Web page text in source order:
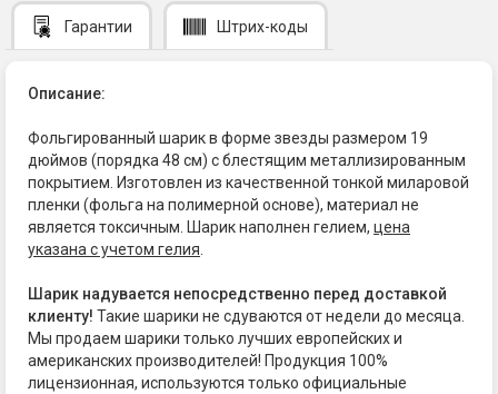
Гарантии Штрих-коды
Описание:
Фольгированный шарик в форме звезды размером 19
дюймов (порядка 48 см) с блестящим металлизированным
покрытием. Изготовлен из качественной тонкой миларовой
пленки (фольга на полимерной основе), материал не
является токсичным. Шарик наполнен гелием, цена
указана с учетом гелия
Шарик надувается непосредственно перед доставкой
клиенту! Такие шарики не сдуваются от недели до месяца.
Мы продаем шарики только лучших европейских и
американских производителей! Продукция 100%
лицензионная, используются только официальные